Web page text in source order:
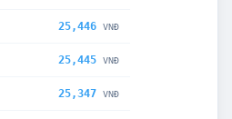
25,446 VNĐ
25,445 VNĐ
25,347 VNĐ